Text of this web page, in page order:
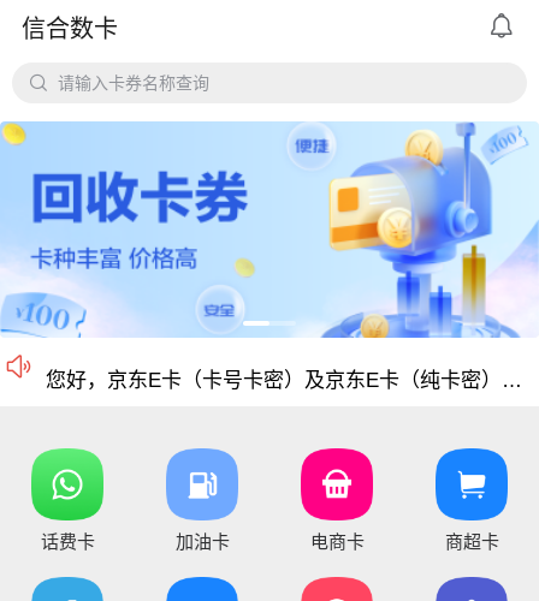
信合数卡 
 请输入卡券名称查询

尊敬的信合用户您好：目前银行卡，支付宝提现已恢复正常 ，欢迎提卡
通知：支付宝提现通道暂时维护，恢复另行通知，带来的不便敬请谅解！
您好，平台新增京东E卡兑换码，产品代码334, 费率97%，销卡较快，欢迎提交！
您好，通兑一卡通临时维护，麻烦暂停提交订单，恢复通知！
平台对京东e卡、携程任我行长期有大量需求，欢迎有各类有相关资源的个人和企业长期合作。
价格公道、稳定需求，长期回收京东E卡、携程卡。
仅支持合法合规的正规卡合作，您可以直接在平台
信合长期大量回收各类礼品卡、游戏点卡、话费卡、
京东E卡500面值以上寄售回收价格上调至965折
电商卡如京东卡、沃尔玛、盒马卡、瑞祥卡、天猫卡、苏宁、携程等等
话费卡 加油卡 电商卡 商超卡